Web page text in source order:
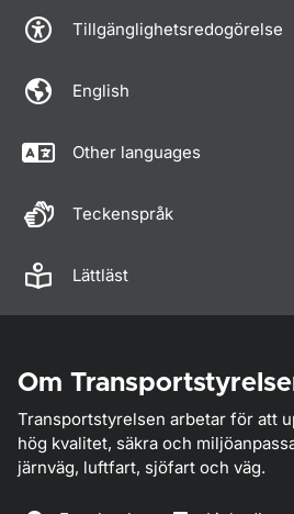
Tillgänglighetsredogörelse
English
Other languages
Teckenspråk
Lättläst
Om
Transportstyrelsen arbetar för att
hög kvalitet, säkra och
järnväg, luftfart, sjöfart och väg.